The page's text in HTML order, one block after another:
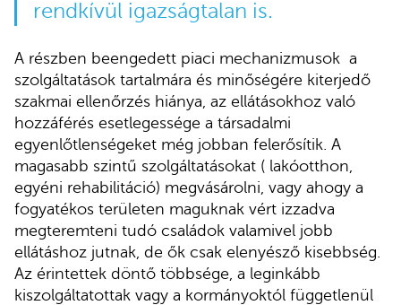
rendkívül igazságtalan is.
A részben beengedett piaci mechanizmusok a
szolgáltatások tartalmára és minőségére kiterjedő
szakmai ellenőrzés hiánya, az ellátásokhoz való
hozzáférés esetlegessége a társadalmi
egyenlőtlenségeket még jobban felerősítik. A
magasabb szintű szolgáltatásokat ( lakóotthon,
egyéni rehabilitáció) megvásárolni, vagy ahogy a
fogyatékos területen maguknak vért izzadva
megteremteni tudó családok valamivel jobb
ellátáshoz jutnak, de ők csak elenyésző kisebbség.
Az érintettek döntő többsége, a leginkább
kiszolgáltatottak vagy a kormányoktól függetlenül